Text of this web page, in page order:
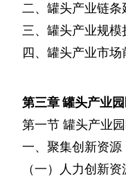
二、罐头产业链条
三、罐头产业规模
四、罐头产业市场
第三章罐头产业
第一节 罐头产业
一、聚集创新资源
（一）人力创新资